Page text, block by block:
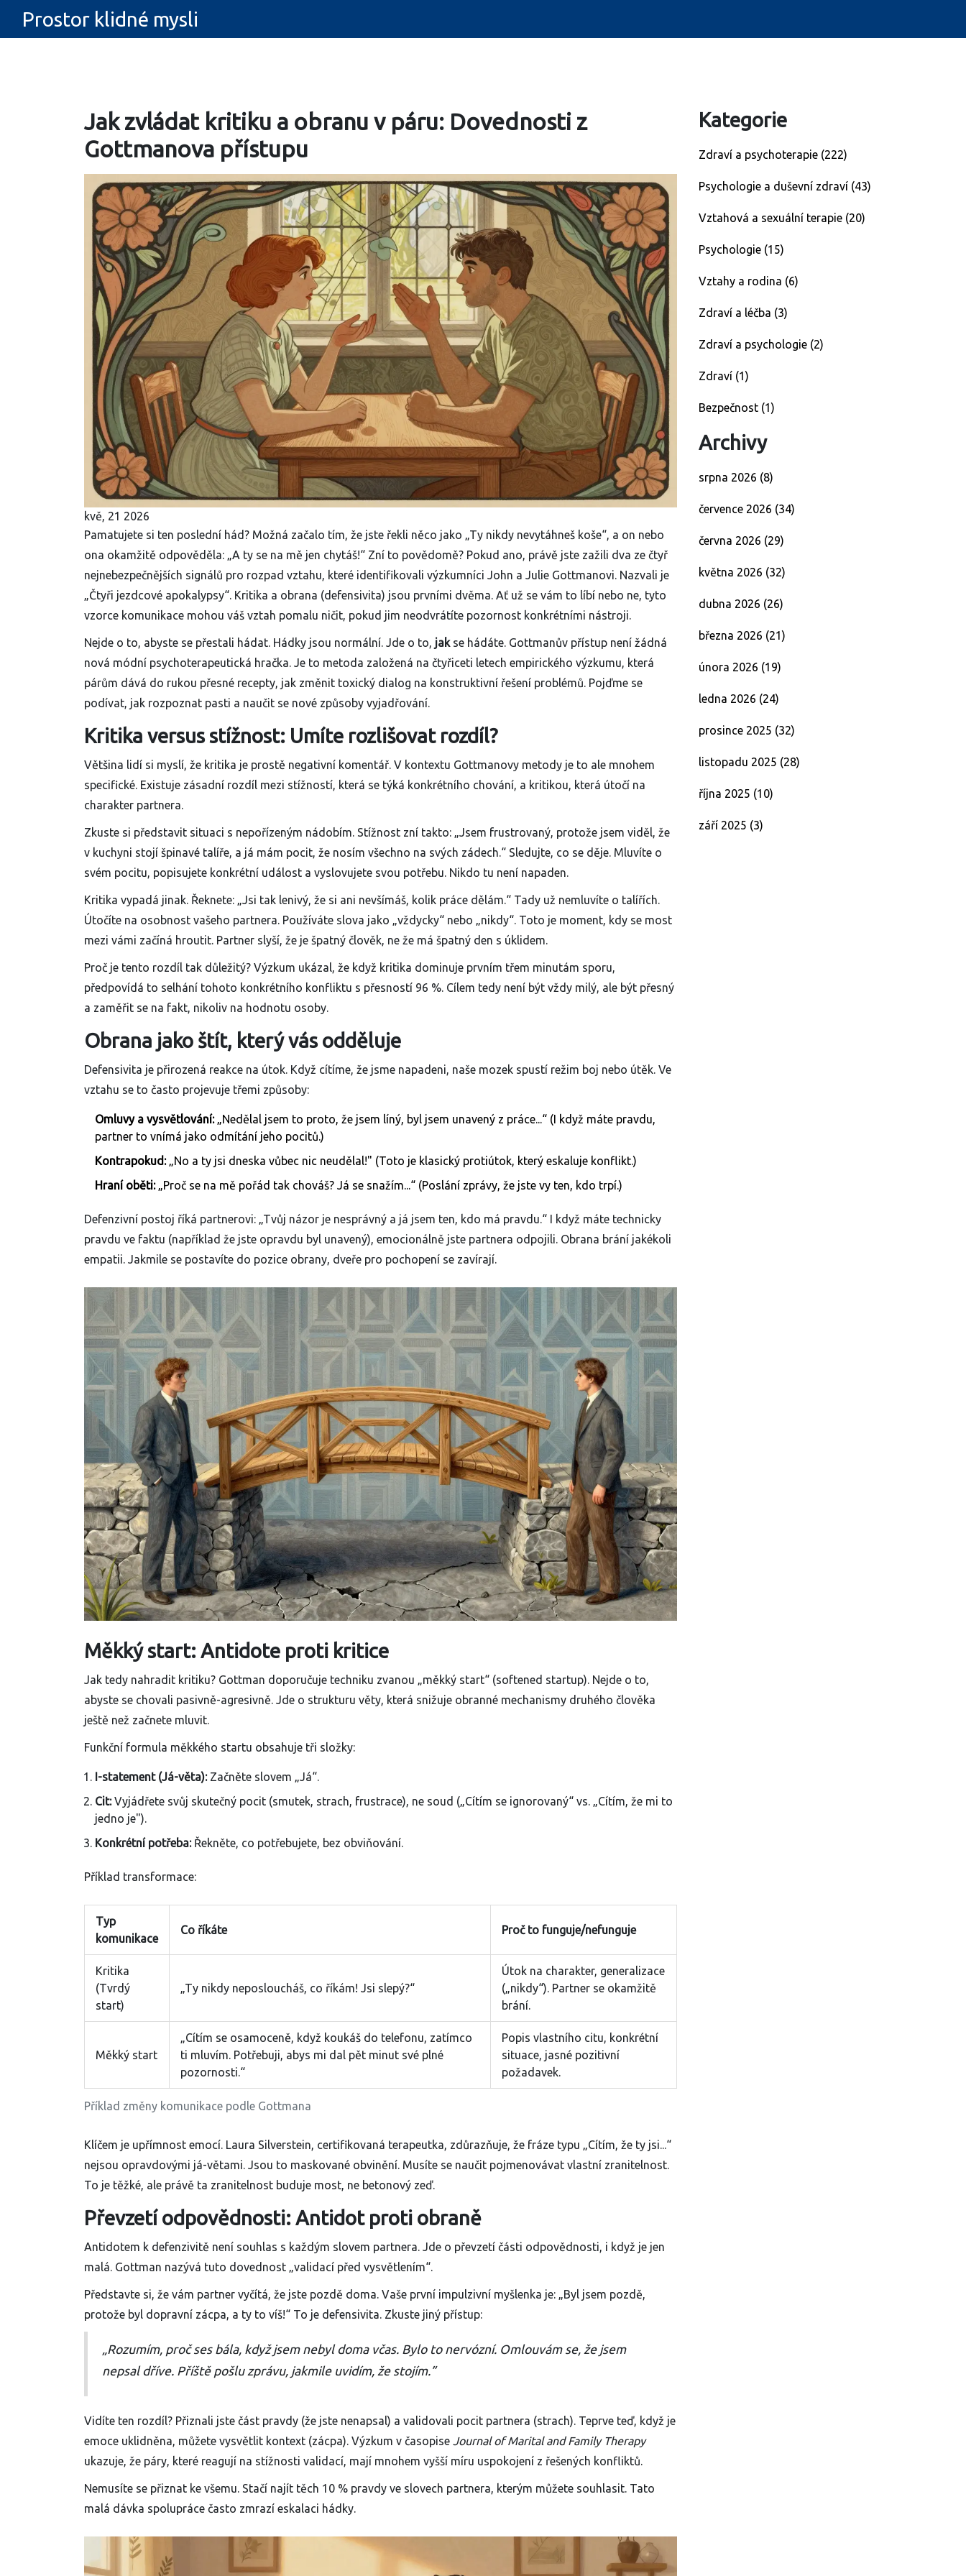
Prostor klidné mysli
Jak zvládat kritiku a obranu v páru: Dovednosti z
Gottmanova přístupu
kvě, 21 2026
Pamatujete si ten poslední hád? Možná začalo tím, že jste řekli něco jako „Ty nikdy nevytáhneš koše“, a on nebo
ona okamžitě odpověděla: „A ty se na mě jen chytáš!“ Zní to povědomě? Pokud ano, právě jste zažili dva ze čtyř
nejnebezpečnějších signálů pro rozpad vztahu, které identifikovali výzkumníci John a Julie Gottmanovi. Nazvali je
„Čtyři jezdcové apokalypsy“. Kritika a obrana (defensivita) jsou prvními dvěma. Ať už se vám to líbí nebo ne, tyto
vzorce komunikace mohou váš vztah pomalu ničit, pokud jim neodvrátíte pozornost konkrétními nástroji.
Nejde o to, abyste se přestali hádat. Hádky jsou normální. Jde o to, jakse hádáte. Gottmanův přístup není žádná
nová módní psychoterapeutická hračka. Je to metoda založená na čtyřiceti letech empirického výzkumu, která
párům dává do rukou přesné recepty, jak změnit toxický dialog na konstruktivní řešení problémů. Pojďme se
podívat, jak rozpoznat pasti a naučit se nové způsoby vyjadřování.
Kritika versus stížnost: Umíte rozlišovat rozdíl?
Většina lidí si myslí, že kritika je prostě negativní komentář. V kontextu Gottmanovy metody je to ale mnohem
specifické. Existuje zásadní rozdíl mezi stížností, která se týká konkrétního chování, a kritikou, která útočí na
charakter partnera.
Zkuste si představit situaci s nepořízeným nádobím. Stížnost zní takto: „Jsem frustrovaný, protože jsem viděl, že
v kuchyni stojí špinavé talíře, a já mám pocit, že nosím všechno na svých zádech.“ Sledujte, co se děje. Mluvíte o
svém pocitu, popisujete konkrétní událost a vyslovujete svou potřebu. Nikdo tu není napaden.
Kritika vypadá jinak. Řeknete: „Jsi tak lenivý, že si ani nevšímáš, kolik práce dělám.“ Tady už nemluvíte o talířích.
Útočíte na osobnost vašeho partnera. Používáte slova jako „vždycky“ nebo „nikdy“. Toto je moment, kdy se most
mezi vámi začíná hroutit. Partner slyší, že je špatný člověk, ne že má špatný den s úklidem.
Proč je tento rozdíl tak důležitý? Výzkum ukázal, že když kritika dominuje prvním třem minutám sporu,
předpovídá to selhání tohoto konkrétního konfliktu s přesností 96 %. Cílem tedy není být vždy milý, ale být přesný
a zaměřit se na fakt, nikoliv na hodnotu osoby.
Obrana jako štít, který vás odděluje
Defensivita je přirozená reakce na útok. Když cítíme, že jsme napadeni, naše mozek spustí režim boj nebo útěk. Ve
vztahu se to často projevuje třemi způsoby:
Omluvy a vysvětlování:„Nedělal jsem to proto, že jsem líný, byl jsem unavený z práce...“ (I když máte pravdu,
partner to vnímá jako odmítání jeho pocitů.)
Kontrapokud:„No a ty jsi dneska vůbec nic neudělal!" (Toto je klasický protiútok, který eskaluje konflikt.)
Hraní oběti:„Proč se na mě pořád tak chováš? Já se snažím...“ (Poslání zprávy, že jste vy ten, kdo trpí.)
Defenzivní postoj říká partnerovi: „Tvůj názor je nesprávný a já jsem ten, kdo má pravdu.“ I když máte technicky
pravdu ve faktu (například že jste opravdu byl unavený), emocionálně jste partnera odpojili. Obrana brání jakékoli
empatii. Jakmile se postavíte do pozice obrany, dveře pro pochopení se zavírají.
Měkký start: Antidote proti kritice
Jak tedy nahradit kritiku? Gottman doporučuje techniku zvanou „měkký start“ (softened startup). Nejde o to,
abyste se chovali pasivně-agresivně. Jde o strukturu věty, která snižuje obranné mechanismy druhého člověka
ještě než začnete mluvit.
Funkční formula měkkého startu obsahuje tři složky:
I-statement (Já-věta):Začněte slovem „Já“.
Cit:Vyjádřete svůj skutečný pocit (smutek, strach, frustrace), ne soud („Cítím se ignorovaný“ vs. „Cítím, že mi to
jedno je").
Konkrétní potřeba:Řekněte, co potřebujete, bez obviňování.
Příklad transformace:
Příklad změny komunikace podle Gottmana
Typ
komunikace
Co říkáte Proč to funguje/nefunguje
Kritika
(Tvrdý
start)
„Ty nikdy neposloucháš, co říkám! Jsi slepý?“
Útok na charakter, generalizace
(„nikdy“). Partner se okamžitě
brání.
Měkký start
„Cítím se osamoceně, když koukáš do telefonu, zatímco
ti mluvím. Potřebuji, abys mi dal pět minut své plné
pozornosti.“
Popis vlastního citu, konkrétní
situace, jasné pozitivní
požadavek.
Klíčem je upřímnost emocí. Laura Silverstein, certifikovaná terapeutka, zdůrazňuje, že fráze typu „Cítím, že ty jsi...“
nejsou opravdovými já-větami. Jsou to maskované obvinění. Musíte se naučit pojmenovávat vlastní zranitelnost.
To je těžké, ale právě ta zranitelnost buduje most, ne betonový zeď.
Převzetí odpovědnosti: Antidot proti obraně
Antidotem k defenzivitě není souhlas s každým slovem partnera. Jde o převzetí části odpovědnosti, i když je jen
malá. Gottman nazývá tuto dovednost „validací před vysvětlením“.
Představte si, že vám partner vyčítá, že jste pozdě doma. Vaše první impulzivní myšlenka je: „Byl jsem pozdě,
protože byl dopravní zácpa, a ty to víš!“ To je defensivita. Zkuste jiný přístup:
„Rozumím, proč ses bála, když jsem nebyl doma včas. Bylo to nervózní. Omlouvám se, že jsem
nepsal dříve. Příště pošlu zprávu, jakmile uvidím, že stojím.”
Vidíte ten rozdíl? Přiznali jste část pravdy (že jste nenapsal) a validovali pocit partnera (strach). Teprve teď, když je
emoce uklidněna, můžete vysvětlit kontext (zácpa). Výzkum v časopise Journal of Marital and Family Therapy
ukazuje, že páry, které reagují na stížnosti validací, mají mnohem vyšší míru uspokojení z řešených konfliktů.
Nemusíte se přiznat ke všemu. Stačí najít těch 10 % pravdy ve slovech partnera, kterým můžete souhlasit. Tato
malá dávka spolupráce často zmrazí eskalaci hádky.
Kategorie
Zdraví a psychoterapie (222)
Psychologie a duševní zdraví (43)
Vztahová a sexuální terapie (20)
Psychologie (15)
Vztahy a rodina (6)
Zdraví a léčba (3)
Zdraví a psychologie (2)
Zdraví (1)
Bezpečnost (1)
Archivy
srpna 2026 (8)
července 2026 (34)
června 2026 (29)
května 2026 (32)
dubna 2026 (26)
března 2026 (21)
února 2026 (19)
ledna 2026 (24)
prosince 2025 (32)
listopadu 2025 (28)
října 2025 (10)
září 2025 (3)